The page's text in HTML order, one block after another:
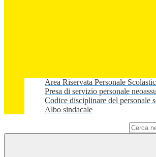
Area Riservata Personale
Presa di servizio personale
Codice disciplinare del personale
Albo sindacale